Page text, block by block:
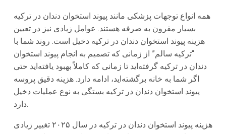
همه انواع توجهات پزشکی مانند پیوند استخوان دندان در ترکیه
بسیار مقرون به صرفه هستند. عوامل زیادی نیز در تعیین
هزینه پیوند استخوان دندان در ترکیه دخیل است. روند شما با
“ترکیه سالم” از زمانی که تصمیم به انجام پیوند استخوان
دندان در ترکیه گرفته‌اید تا زمانی که کاملاً بهبود یافته‌اید حتی
اگر شما به خانه برگشته‌اید، ادامه دارد. هزینه دقیق پروسه
پیوند استخوان دندان در ترکیه بستگی به نوع عملیات دخیل
دارد.
هزینه پیوند استخوان دندان در ترکیه در سال ۲۰۲۵ تغییر زیادی